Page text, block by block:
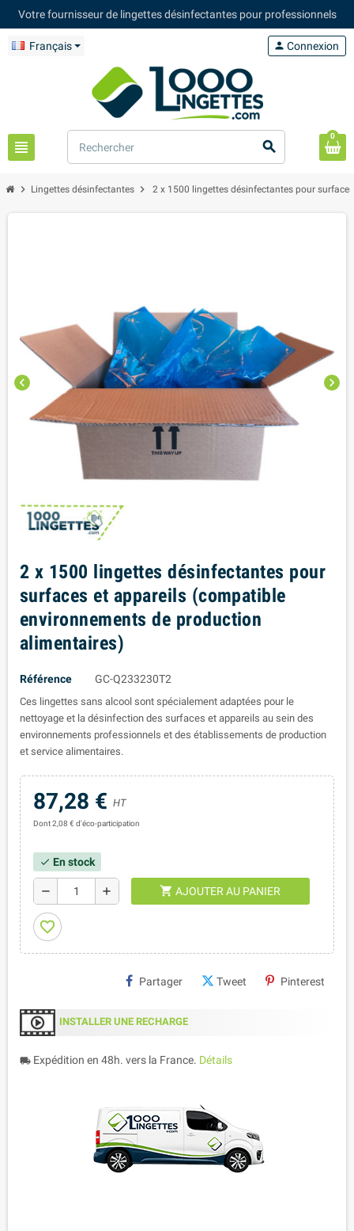
Votre fournisseur de lingettes désinfectantes pour professionnels
Français
view_headline search
person Connexion
0
chevron_right Lingettes désinfectantes chevron_right 2 x 1500 lingettes désinfectantes pour
chevron_left chevron_right
2 x 1500 lingettes désinfectantes pour
surfaces et appareils (compatible
environnements de production
alimentaires)
Référence GC-Q233230T2
Ces lingettes sans alcool sont spécialement adaptées pour le
nettoyage et la désinfection des surfaces et appareils au sein des
environnements professionnels et des établissements de production
et service alimentaires.
87,28 € HT
Dont 2,08 € d'éco-participation
check En stock
remove add shopping_cart AJOUTER AU PANIER
favorite_border
Partager Tweet Pinterest
INSTALLER UNE RECHARGE
local_shipping Expédition en 48h. vers la France. Détails